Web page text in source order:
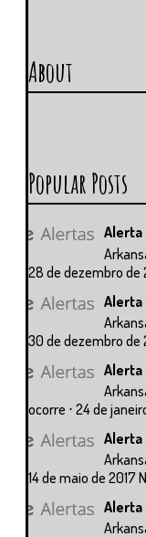
About
Popular Posts
Alerta
28 de dezembro de
Alerta
30 de dezembro de
Alerta
ocorre ⋅ 24 de
Alerta
14 de maio de 2017
Alerta